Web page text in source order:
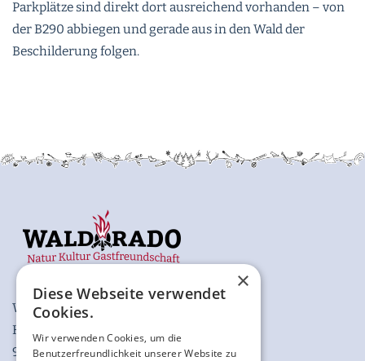
Parkplätze sind direkt dort ausreichend vorhanden – von
der B290 abbiegen und gerade aus in den Wald der
Beschilderung folgen.
WALDORADO GmbH
Katzenberg 2
97980 Bad Mergentheim
×
Diese Webseite verwendet
Cookies.
Wir verwenden Cookies, um die
Benutzerfreundlichkeit unserer Website zu